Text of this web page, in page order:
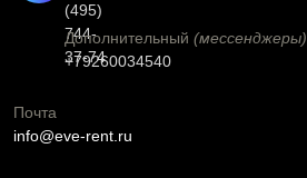
(495)
744-
37-74
Дополнительный (мессенджеры)
+79260034540
Почта
info@eve-rent.ru